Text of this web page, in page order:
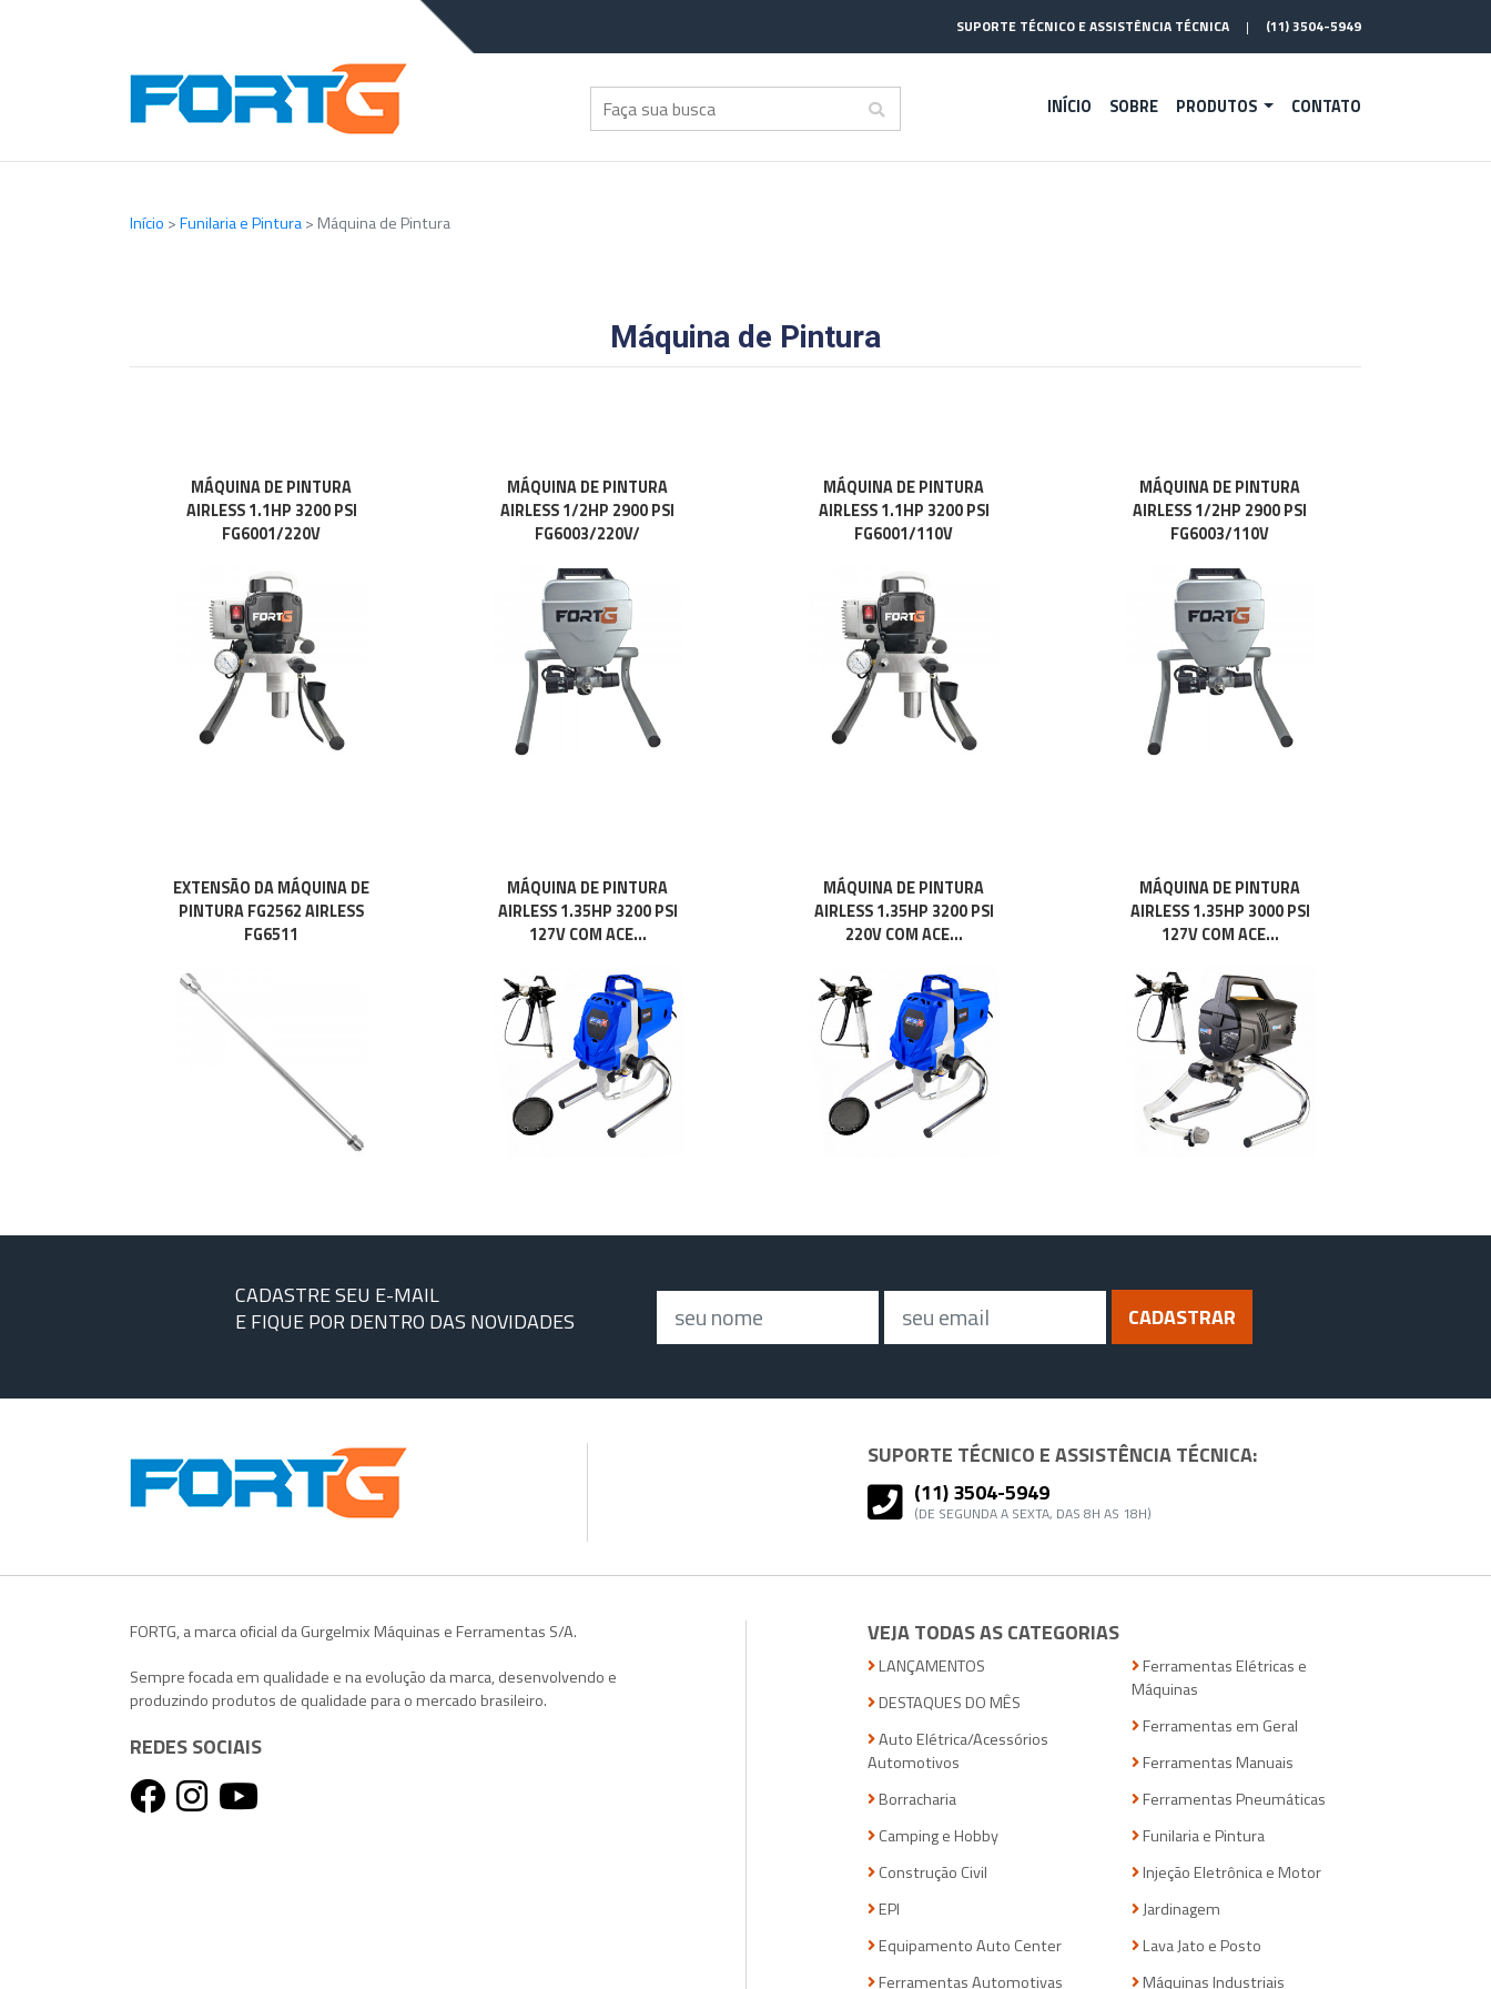
SUPORTE TÉCNICO E ASSISTÊNCIA TÉCNICA | (11) 3504-5949
INÍCIO SOBRE PRODUTOS CONTATO
Início >Funilaria e Pintura> Máquina de Pintura
Máquina de Pintura
MÁQUINA DE PINTURA
AIRLESS 1.1HP 3200 PSI
FG6001/220V
MÁQUINA DE PINTURA
AIRLESS 1/2HP 2900 PSI
FG6003/220V/
MÁQUINA DE PINTURA
AIRLESS 1.1HP 3200 PSI
FG6001/110V
MÁQUINA DE PINTURA
AIRLESS 1/2HP 2900 PSI
FG6003/110V
EXTENSÃO DA MÁQUINA DE
PINTURA FG2562 AIRLESS
FG6511
MÁQUINA DE PINTURA
AIRLESS 1.35HP 3200 PSI
127V COM ACE...
MÁQUINA DE PINTURA
AIRLESS 1.35HP 3200 PSI
220V COM ACE...
MÁQUINA DE PINTURA
AIRLESS 1.35HP 3000 PSI
127V COM ACE...
CADASTRE SEU E-MAIL
E FIQUE POR DENTRO DAS NOVIDADES
Nome CADASTRAR
SUPORTE TÉCNICO E ASSISTÊNCIA TÉCNICA:
(11) 3504-5949
(DE SEGUNDA A SEXTA, DAS 8H AS 18H)
FORTG, a marca oficial da Gurgelmix Máquinas e Ferramentas S/A.
Sempre focada em qualidade e na evolução da marca, desenvolvendo e
produzindo produtos de qualidade para o mercado brasileiro.
REDES SOCIAIS
VEJA TODAS AS CATEGORIAS
LANÇAMENTOS
DESTAQUES DO MÊS
Auto Elétrica/Acessórios
Automotivos
Borracharia
Camping e Hobby
Construção Civil
EPI
Equipamento Auto Center
Ferramentas Automotivas
Ferramentas Elétricas e
Máquinas
Ferramentas em Geral
Ferramentas Manuais
Ferramentas Pneumáticas
Funilaria e Pintura
Injeção Eletrônica e Motor
Jardinagem
Lava Jato e Posto
Máquinas Industriais